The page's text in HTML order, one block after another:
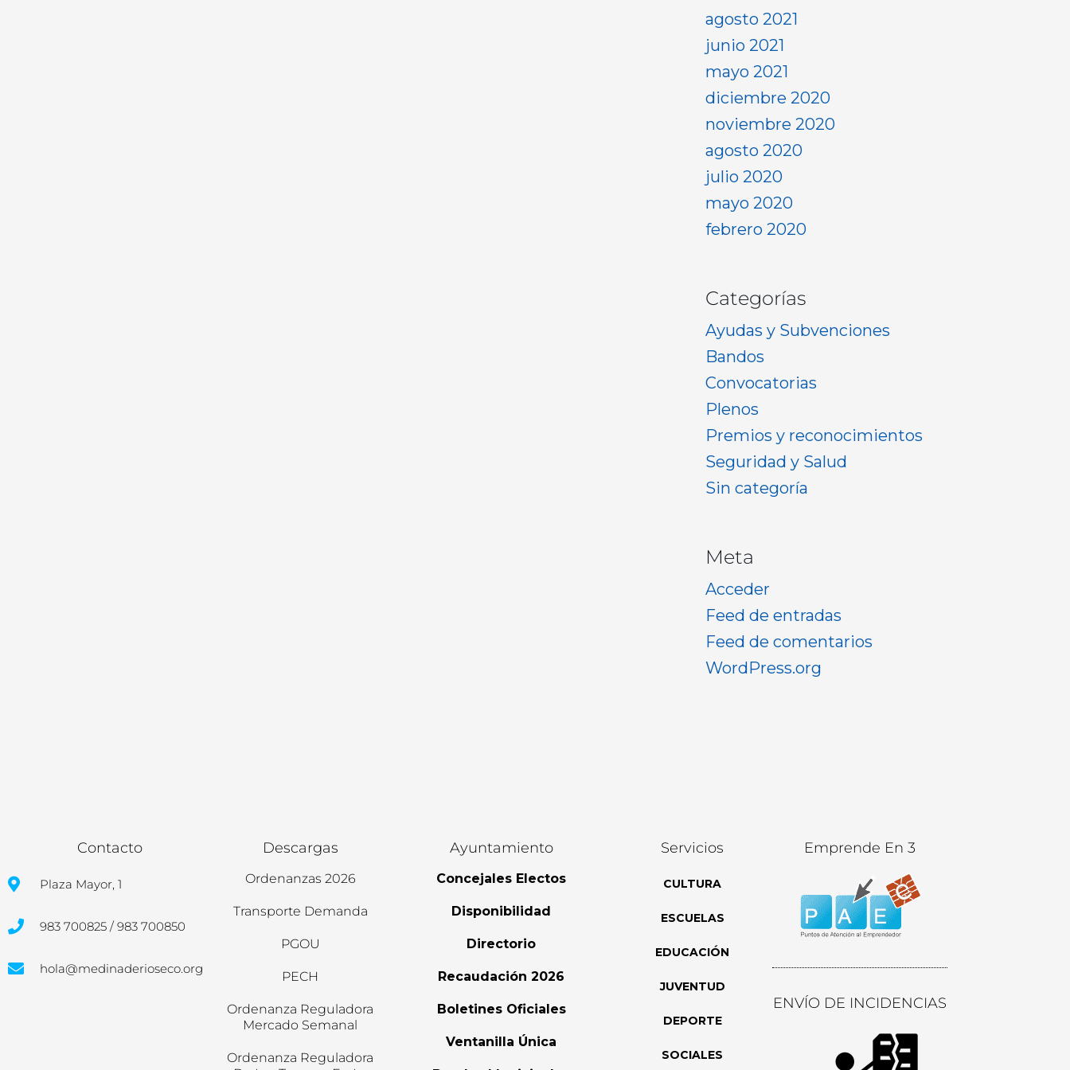
agosto 2021
junio 2021
mayo 2021
diciembre 2020
noviembre 2020
agosto 2020
julio 2020
mayo 2020
febrero 2020
Categorías
Ayudas y Subvenciones
Bandos
Convocatorias
Plenos
Premios y reconocimientos
Seguridad y Salud
Sin categoría
Meta
Acceder
Feed de entradas
Feed de comentarios
WordPress.org
Contacto
Plaza Mayor, 1
983 700825 / 983 700850
hola@medinaderioseco.org
Descargas
Ordenanzas 2026
Transporte Demanda
PGOU
PECH
Ordenanza Reguladora
Mercado Semanal
Ordenanza Reguladora
Ayuntamiento
Concejales Electos
Disponibilidad
Directorio
Recaudación 2026
Boletines Oficiales
Ventanilla Única
Servicios
CULTURA
ESCUELAS
EDUCACIÓN
JUVENTUD
DEPORTE
SOCIALES
Emprende En 3
ENVÍO DE INCIDENCIAS